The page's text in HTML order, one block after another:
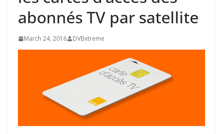
abonnés TV par satellite
March 24, 2016 DVBxtreme